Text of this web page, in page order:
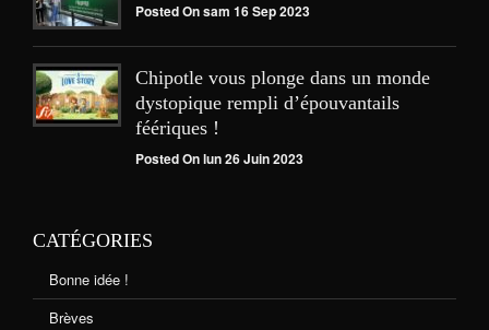
Posted On sam 16 Sep 2023
Chipotle vous plonge dans un monde
dystopique rempli d’épouvantails
féériques !
Posted On lun 26 Juin 2023
CATÉGORIES
Bonne idée !
Brèves